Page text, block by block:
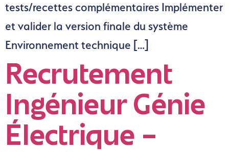
tests/recettes complémentaires Implémenter
et valider la version finale du système
Environnement technique […]
Recrutement
Ingénieur Génie
Électrique –